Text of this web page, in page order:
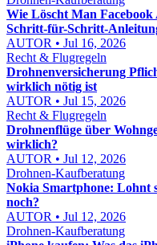
Wie Löscht Man
Schritt-für-Schritt-
AUTOR • Jul 16, 2026
Recht & Flugregeln
Drohnenversicherung
wirklich nötig ist
AUTOR • Jul 15, 2026
Recht & Flugregeln
Drohnenflüge über
wirklich?
AUTOR • Jul 12, 2026
Drohnen-Kaufberatung
Nokia Smartphone: Lohnt
noch?
AUTOR • Jul 12, 2026
Drohnen-Kaufberatung